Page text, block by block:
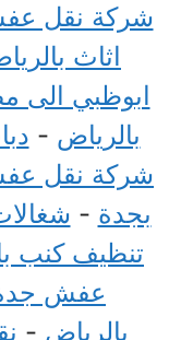
شركة نقل
اثاث
ابوظبي الى
بالرياض -
شركة نقل
بجدة -
تنظيف كنب
عفش
بالرياض -